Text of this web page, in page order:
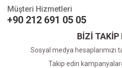
Müşteri Hizmetleri
+90 212 691 05 05
BİZİ TAKİP
Sosyal medya hesaplarımızı
Takip edin